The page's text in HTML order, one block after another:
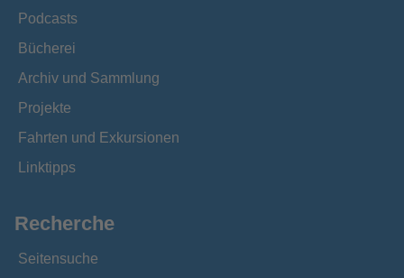
Podcasts
Bücherei
Archiv und Sammlung
Projekte
Fahrten und Exkursionen
Linktipps
Recherche
Seitensuche